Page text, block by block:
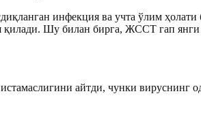
инфекция ва учта ўлим ҳолати
Шу билан бирга, ЖССТ гап
айтди, чунки вируснинг